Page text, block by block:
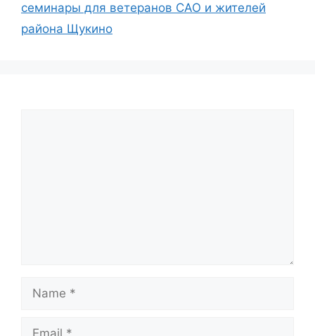
семинары для ветеранов САО и жителей
района Щукино
Name
Email